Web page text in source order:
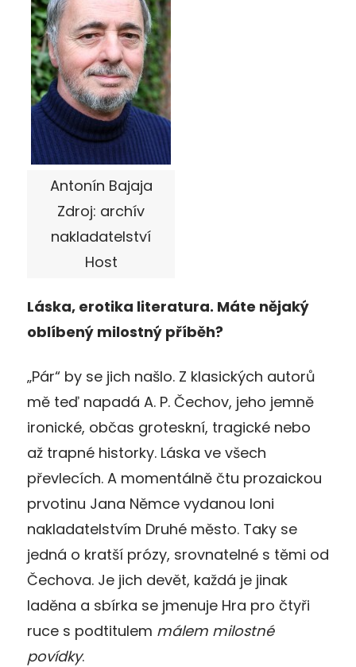
Antonín Bajaja
Zdroj: archív
nakladatelství
Host
Láska, erotika literatura. Máte nějaký
oblíbený milostný příběh?
„Pár“ by se jich našlo. Z klasických autorů
mě teď napadá A. P. Čechov, jeho jemně
ironické, občas groteskní, tragické nebo
až trapné historky. Láska ve všech
převlecích. A momentálně čtu prozaickou
prvotinu Jana Němce vydanou loni
nakladatelstvím Druhé město. Taky se
jedná o kratší prózy, srovnatelné s těmi od
Čechova. Je jich devět, každá je jinak
laděna a sbírka se jmenuje Hra pro čtyři
ruce s podtitulem málem milostné
povídky.